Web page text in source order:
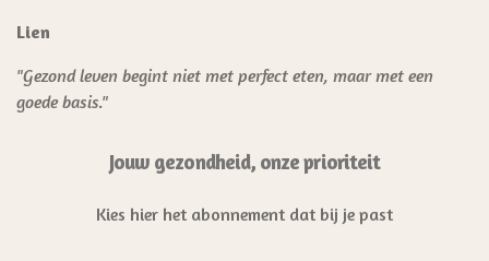
Lien
"Gezond leven begint niet met perfect eten, maar met een
goede basis."
Jouw gezondheid, onze prioriteit
Kies hier het abonnement dat bij je past